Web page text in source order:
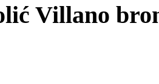
Villano